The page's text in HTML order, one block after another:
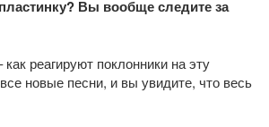
Вы вообще следите за
реагируют поклонники на эту
новые песни, и вы увидите, что весь